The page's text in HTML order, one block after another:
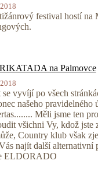
festival hostí na
na Palmovce
se vyvíjí po všech
našeho
Měli jsme ten
všichni Vy, kdož jste
Country klub však
najít další alternativní
ELDORADO